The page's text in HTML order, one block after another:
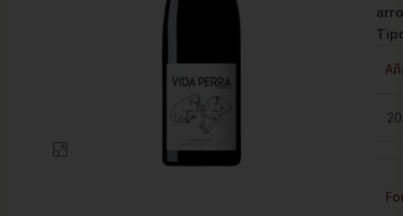
Clic para ampliar